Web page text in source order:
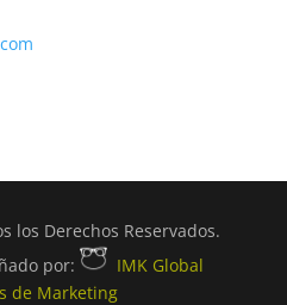
los Derechos Reservados.
por:
IMK Global
de Marketing